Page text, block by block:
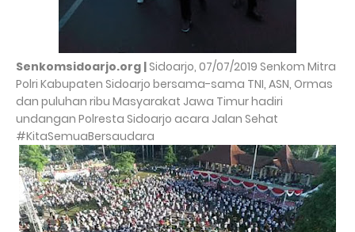
Senkomsidoarjo.org |Sidoarjo, 07/07/2019 Senkom Mitra
Polri Kabupaten Sidoarjo bersama-sama TNI, ASN, Ormas
dan puluhan ribu Masyarakat Jawa Timur hadiri
undangan Polresta Sidoarjo acara Jalan Sehat
#KitaSemuaBersaudara